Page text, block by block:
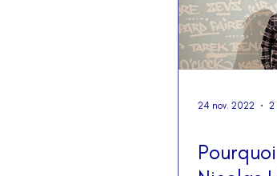
Patrimoine
24 nov. 2022 2